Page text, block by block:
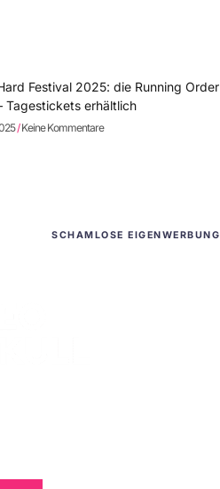
Festival 2025: die Running Order
Tagestickets erhältlich
Keine Kommentare
SCHAMLOSE EIGENWERBUNG